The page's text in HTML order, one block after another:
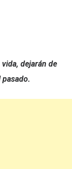
dejarán de